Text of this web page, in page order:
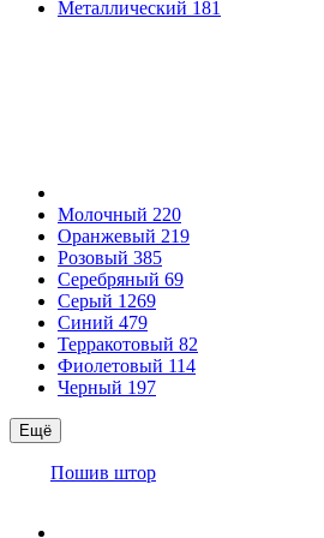
Металлический 181
Молочный 220
Оранжевый 219
Розовый 385
Серебряный 69
Серый 1269
Синий 479
Терракотовый 82
Фиолетовый 114
Черный 197
Ещё
Пошив штор